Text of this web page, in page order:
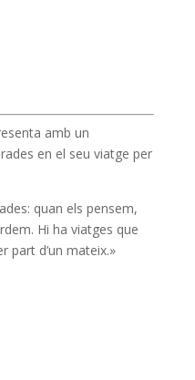
amb un
en el seu viatge per
quan els pensem,
Hi ha viatges que
part d’un mateix.»